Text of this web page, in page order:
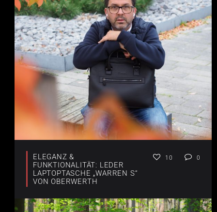
ELEGANZ &
FUNKTIONALITÄT: LEDER
LAPTOPTASCHE „WARREN S“
VON OBERWERTH
10 0